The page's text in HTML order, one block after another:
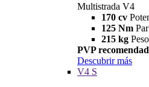
Multistrada V4
170 cv
125 Nm
215 kg
PVP
Descubrir más
V4 S